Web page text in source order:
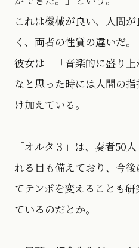
これは機械が良い、人間
く、両者の性質の違いだ。
彼女は 「音楽的に盛り上
なと思った時には人間の
け加えている。
「オルタ３」は、奏者50
れる目も備えており、今
てテンポを変えることも
ているのだとか。